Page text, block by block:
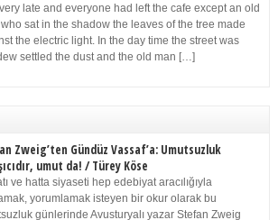
late and everyone had left the cafe except an old
sat in the shadow the leaves of the tree made
the electric light. In the day time the street was
settled the dust and the old man […]
Zweig’ten Gündüz Vassaf’a: Umutsuzluk
umut da! / Türey Köse
ve hatta siyaseti hep edebiyat aracılığıyla
yorumlamak isteyen bir okur olarak bu
günlerinde Avusturyalı yazar Stefan Zweig